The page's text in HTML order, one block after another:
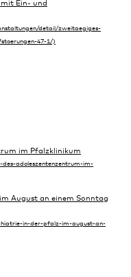
Ein- und
im Pfalzklinikum
August an einem Sonntag